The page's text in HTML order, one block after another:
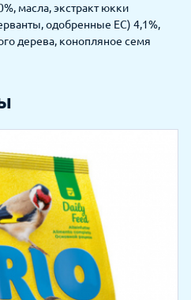
масла, экстракт юкки
одобренные ЕС) 4,1%,
дерева, конопляное семя